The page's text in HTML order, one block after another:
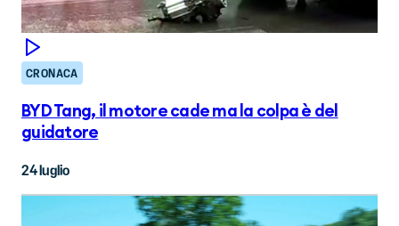
CRONACA
BYD Tang, il motore cade ma la colpa è del
guidatore
24 luglio